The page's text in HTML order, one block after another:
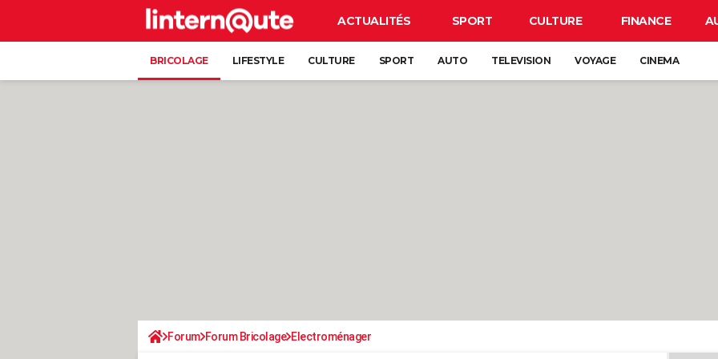
ACTUALITÉS SPORT CULTURE FINANCE
BRICOLAGE LIFESTYLE CULTURE SPORT AUTO TELEVISION VOYAGE CINEMA
Forum Forum Bricolage Electroménager